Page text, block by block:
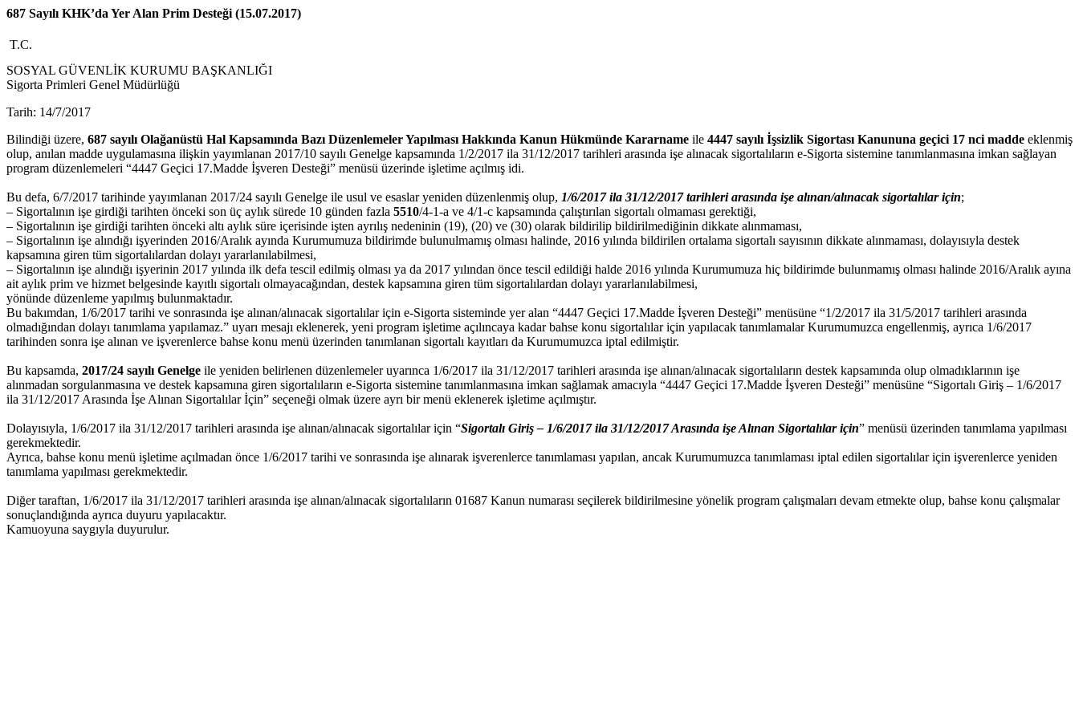
687 Sayılı KHK’da Yer Alan Prim Desteği (15.07.2017)
T.C.
SOSYAL GÜVENLİK KURUMU BAŞKANLIĞI
Sigorta Primleri Genel Müdürlüğü
Tarih: 14/7/2017
Bilindiği üzere, 687 sayılı Olağanüstü Hal Kapsamında Bazı Düzenlemeler Yapılması Hakkında Kanun Hükmünde Kararname ile 4447 sayılı İşsizlik Sigortası Kanununa geçici 17 nci madde eklenmiş
olup, anılan madde uygulamasına ilişkin yayımlanan 2017/10 sayılı Genelge kapsamında 1/2/2017 ila 31/12/2017 tarihleri arasında işe alınacak sigortalıların e-Sigorta sistemine tanımlanmasına imkan sağlayan
program düzenlemeleri “4447 Geçici 17.Madde İşveren Desteği” menüsü üzerinde işletime açılmış idi.
Bu defa, 6/7/2017 tarihinde yayımlanan 2017/24 sayılı Genelge ile usul ve esaslar yeniden düzenlenmiş olup, 1/6/2017 ila 31/12/2017 tarihleri arasında işe alınan/alınacak sigortalılar için;
– Sigortalının işe girdiği tarihten önceki son üç aylık sürede 10 günden fazla 5510/4-1-a ve 4/1-c kapsamında çalıştırılan sigortalı olmaması gerektiği,
– Sigortalının işe girdiği tarihten önceki altı aylık süre içerisinde işten ayrılış nedeninin (19), (20) ve (30) olarak bildirilip bildirilmediğinin dikkate alınmaması,
– Sigortalının işe alındığı işyerinden 2016/Aralık ayında Kurumumuza bildirimde bulunulmamış olması halinde, 2016 yılında bildirilen ortalama sigortalı sayısının dikkate alınmaması, dolayısıyla destek
kapsamına giren tüm sigortalılardan dolayı yararlanılabilmesi,
– Sigortalının işe alındığı işyerinin 2017 yılında ilk defa tescil edilmiş olması ya da 2017 yılından önce tescil edildiği halde 2016 yılında Kurumumuza hiç bildirimde bulunmamış olması halinde 2016/Aralık ayına
ait aylık prim ve hizmet belgesinde kayıtlı sigortalı olmayacağından, destek kapsamına giren tüm sigortalılardan dolayı yararlanılabilmesi,
yönünde düzenleme yapılmış bulunmaktadır.
Bu bakımdan, 1/6/2017 tarihi ve sonrasında işe alınan/alınacak sigortalılar için e-Sigorta sisteminde yer alan “4447 Geçici 17.Madde İşveren Desteği” menüsüne “1/2/2017 ila 31/5/2017 tarihleri arasında
olmadığından dolayı tanımlama yapılamaz.” uyarı mesajı eklenerek, yeni program işletime açılıncaya kadar bahse konu sigortalılar için yapılacak tanımlamalar Kurumumuzca engellenmiş, ayrıca 1/6/2017
tarihinden sonra işe alınan ve işverenlerce bahse konu menü üzerinden tanımlanan sigortalı kayıtları da Kurumumuzca iptal edilmiştir.
Bu kapsamda, 2017/24 sayılı Genelge ile yeniden belirlenen düzenlemeler uyarınca 1/6/2017 ila 31/12/2017 tarihleri arasında işe alınan/alınacak sigortalıların destek kapsamında olup olmadıklarının işe
alınmadan sorgulanmasına ve destek kapsamına giren sigortalıların e-Sigorta sistemine tanımlanmasına imkan sağlamak amacıyla “4447 Geçici 17.Madde İşveren Desteği” menüsüne “Sigortalı Giriş – 1/6/2017
ila 31/12/2017 Arasında İşe Alınan Sigortalılar İçin” seçeneği olmak üzere ayrı bir menü eklenerek işletime açılmıştır.
Dolayısıyla, 1/6/2017 ila 31/12/2017 tarihleri arasında işe alınan/alınacak sigortalılar için “Sigortalı Giriş – 1/6/2017 ila 31/12/2017 Arasında işe Alınan Sigortalılar için” menüsü üzerinden tanımlama yapılması
gerekmektedir.
Ayrıca, bahse konu menü işletime açılmadan önce 1/6/2017 tarihi ve sonrasında işe alınarak işverenlerce tanımlaması yapılan, ancak Kurumumuzca tanımlaması iptal edilen sigortalılar için işverenlerce yeniden
tanımlama yapılması gerekmektedir.
Diğer taraftan, 1/6/2017 ila 31/12/2017 tarihleri arasında işe alınan/alınacak sigortalıların 01687 Kanun numarası seçilerek bildirilmesine yönelik program çalışmaları devam etmekte olup, bahse konu çalışmalar
sonuçlandığında ayrıca duyuru yapılacaktır.
Kamuoyuna saygıyla duyurulur.